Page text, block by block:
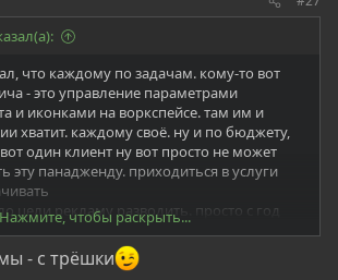
что каждому по задачам. кому-то вот
- это управление параметрами
и иконками на воркспейсе. там им и
хватит. каждому своё. ну и по бюджету,
один клиент ну вот просто не может
эту панадженду. приходиться в услуги
цели рекламу разводить. просто с год
сколько крутых решений вокруг
всё по старинке работаем
Нажмите, чтобы раскрыть...
- с трёшки